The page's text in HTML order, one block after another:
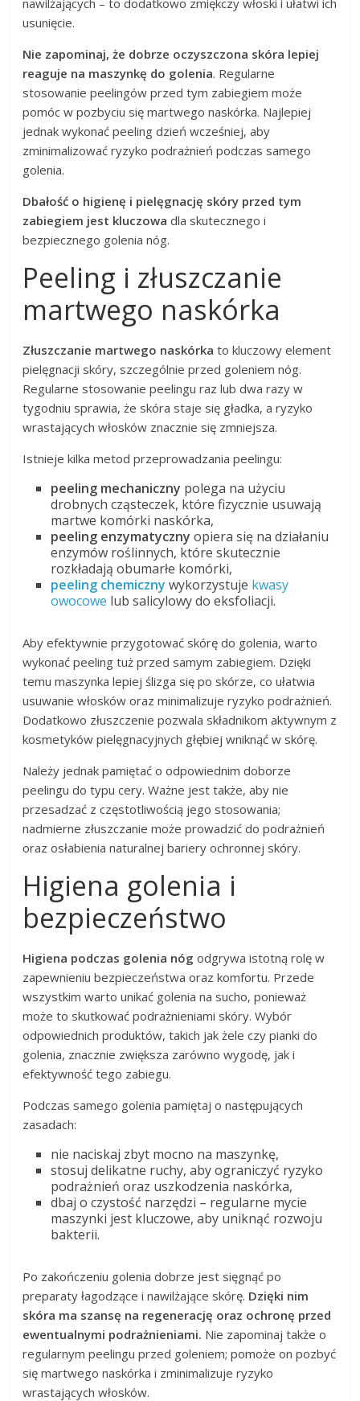
usunięcie.
Nie zapominaj, że dobrze oczyszczona skóra lepiej
reaguje na maszynkę do golenia. Regularne
stosowanie peelingów przed tym zabiegiem może
pomóc w pozbyciu się martwego naskórka. Najlepiej
jednak wykonać peeling dzień wcześniej, aby
zminimalizować ryzyko podrażnień podczas samego
golenia.
Dbałość o higienę i pielęgnację skóry przed tym
zabiegiem jest kluczowa dla skutecznego i
bezpiecznego golenia nóg.
Peeling i złuszczanie
martwego naskórka
Złuszczanie martwego naskórka to kluczowy element
pielęgnacji skóry, szczególnie przed goleniem nóg.
Regularne stosowanie peelingu raz lub dwa razy w
tygodniu sprawia, że skóra staje się gładka, a ryzyko
wrastających włosków znacznie się zmniejsza.
Istnieje kilka metod przeprowadzania peelingu:
peeling mechaniczny polega na użyciu
drobnych cząsteczek, które fizycznie usuwają
martwe komórki naskórka,
peeling enzymatyczny opiera się na działaniu
enzymów roślinnych, które skutecznie
rozkładają obumarłe komórki,
peeling chemiczny wykorzystuje kwasy
owocowe lub salicylowy do eksfoliacji.
Aby efektywnie przygotować skórę do golenia, warto
wykonać peeling tuż przed samym zabiegiem. Dzięki
temu maszynka lepiej ślizga się po skórze, co ułatwia
usuwanie włosków oraz minimalizuje ryzyko podrażnień.
Dodatkowo złuszczenie pozwala składnikom aktywnym z
kosmetyków pielęgnacyjnych głębiej wniknąć w skórę.
Należy jednak pamiętać o odpowiednim doborze
peelingu do typu cery. Ważne jest także, aby nie
przesadzać z częstotliwością jego stosowania;
nadmierne złuszczanie może prowadzić do podrażnień
oraz osłabienia naturalnej bariery ochronnej skóry.
Higiena golenia i
bezpieczeństwo
Higiena podczas golenia nóg odgrywa istotną rolę w
zapewnieniu bezpieczeństwa oraz komfortu. Przede
wszystkim warto unikać golenia na sucho, ponieważ
może to skutkować podrażnieniami skóry. Wybór
odpowiednich produktów, takich jak żele czy pianki do
golenia, znacznie zwiększa zarówno wygodę, jak i
efektywność tego zabiegu.
Podczas samego golenia pamiętaj o następujących
zasadach:
nie naciskaj zbyt mocno na maszynkę,
stosuj delikatne ruchy, aby ograniczyć ryzyko
podrażnień oraz uszkodzenia naskórka,
dbaj o czystość narzędzi – regularne mycie
maszynki jest kluczowe, aby uniknąć rozwoju
bakterii.
Po zakończeniu golenia dobrze jest sięgnąć po
preparaty łagodzące i nawilżające skórę. Dzięki nim
skóra ma szansę na regenerację oraz ochronę przed
ewentualnymi podrażnieniami. Nie zapominaj także o
regularnym peelingu przed goleniem; pomoże on pozbyć
się martwego naskórka i zminimalizuje ryzyko
wrastających włosków.